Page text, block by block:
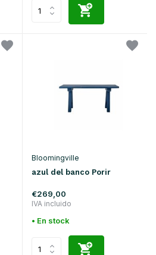
Bloomingville
azul del banco Porir
€269,00
IVA incluido
• En stock